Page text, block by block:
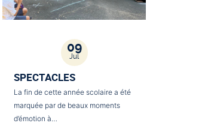
09
Jul
SPECTACLES
La fin de cette année scolaire a été
marquée par de beaux moments
d’émotion à…